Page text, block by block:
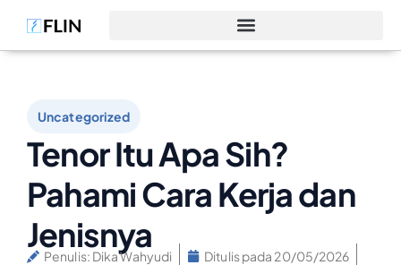
Uncategorized
Tenor Itu Apa Sih?
Pahami Cara Kerja dan
Jenisnya
Penulis: Dika Wahyudi Ditulis pada 20/05/2026